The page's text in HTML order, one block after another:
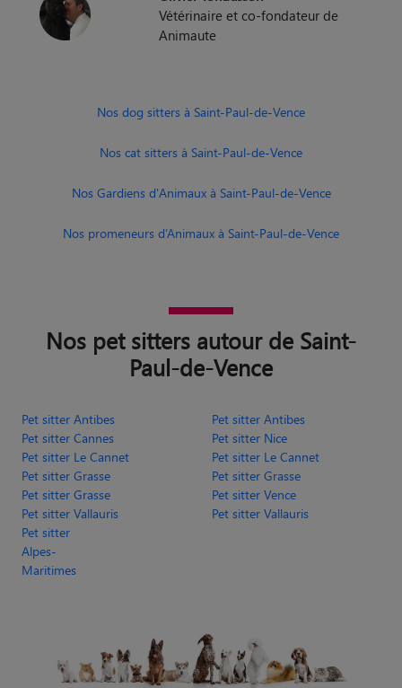
Vétérinaire et co-fondateur de
Animaute
Nos dog sitters à Saint-Paul-de-Vence
Nos cat sitters à Saint-Paul-de-Vence
Nos Gardiens d'Animaux à Saint-Paul-de-Vence
Nos promeneurs d’Animaux à Saint-Paul-de-Vence
Nos pet sitters autour de Saint-
Paul-de-Vence
Pet sitter Antibes
Pet sitter Antibes
Pet sitter Cannes
Pet sitter Nice
Pet sitter Le Cannet
Pet sitter Le Cannet
Pet sitter Grasse
Pet sitter Grasse
Pet sitter Grasse
Pet sitter Vence
Pet sitter Vallauris
Pet sitter Vallauris
Pet sitter
Alpes-
Maritimes